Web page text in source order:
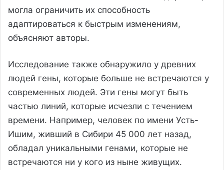
могла ограничить их способность
адаптироваться к быстрым изменениям,
объясняют авторы.
Исследование также обнаружило у древних
людей гены, которые больше не встречаются у
современных людей. Эти гены могут быть
частью линий, которые исчезли с течением
времени. Например, человек по имени Усть-
Ишим, живший в Сибири 45 000 лет назад,
обладал уникальными генами, которые не
встречаются ни у кого из ныне живущих.